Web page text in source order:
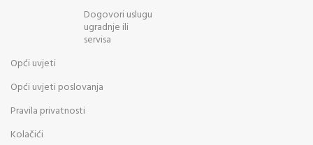
Dogovori uslugu
ugradnje ili
servisa
Opći uvjeti
Opći uvjeti poslovanja
Pravila privatnosti
Kolačići